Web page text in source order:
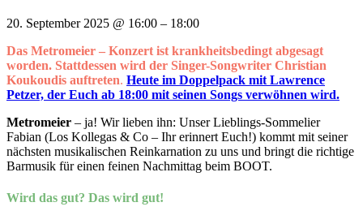
20. September 2025 @ 16:00 – 18:00
Das Metromeier – Konzert ist krankheitsbedingt abgesagt
worden. Stattdessen wird der Singer-Songwriter Christian
Koukoudis auftreten. Heute im Doppelpack mit Lawrence
Petzer, der Euch ab 18:00 mit seinen Songs verwöhnen wird.
Metromeier – ja! Wir lieben ihn: Unser Lieblings-Sommelier
Fabian (Los Kollegas & Co – Ihr erinnert Euch!) kommt mit seiner
nächsten musikalischen Reinkarnation zu uns und bringt die richtige
Barmusik für einen feinen Nachmittag beim BOOT.
Wird das gut? Das wird gut!